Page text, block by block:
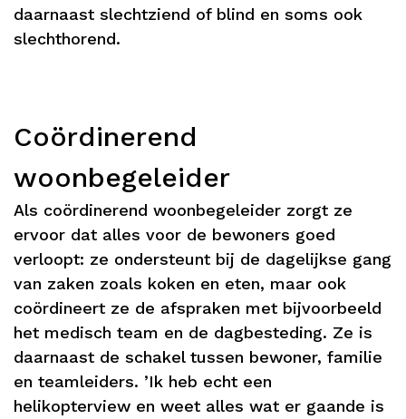
daarnaast slechtziend of blind en soms ook
slechthorend.
Coördinerend
woonbegeleider
Als coördinerend woonbegeleider zorgt ze
ervoor dat alles voor de bewoners goed
verloopt: ze ondersteunt bij de dagelijkse gang
van zaken zoals koken en eten, maar ook
coördineert ze de afspraken met bijvoorbeeld
het medisch team en de dagbesteding. Ze is
daarnaast de schakel tussen bewoner, familie
en teamleiders. ’Ik heb echt een
helikopterview en weet alles wat er gaande is